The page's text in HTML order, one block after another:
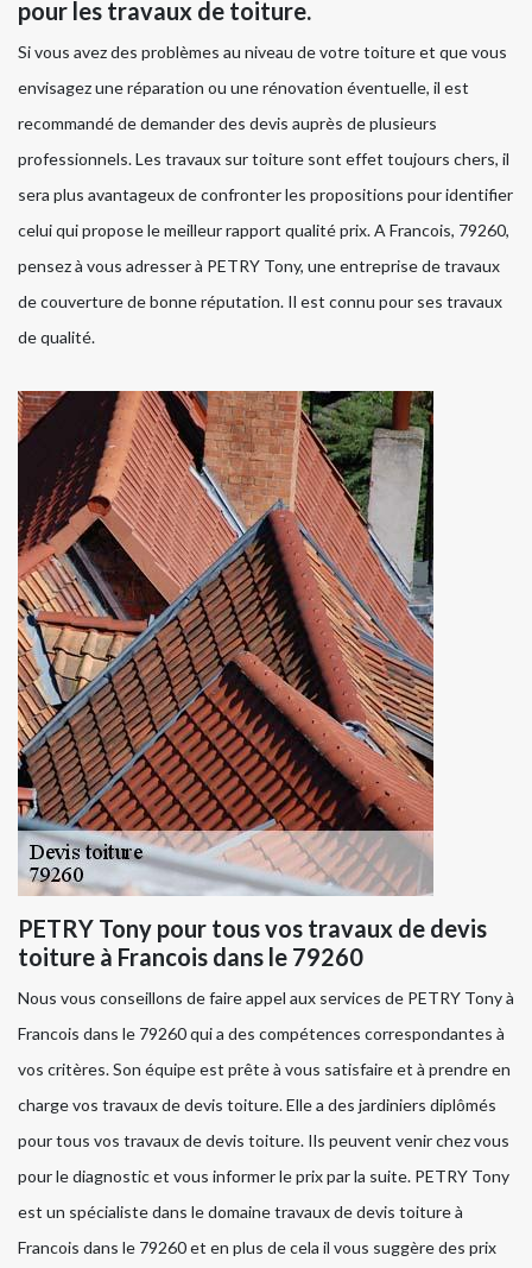
pour les travaux de toiture.
Si vous avez des problèmes au niveau de votre toiture et que vous
envisagez une réparation ou une rénovation éventuelle, il est
recommandé de demander des devis auprès de plusieurs
professionnels. Les travaux sur toiture sont effet toujours chers, il
sera plus avantageux de confronter les propositions pour identifier
celui qui propose le meilleur rapport qualité prix. A Francois, 79260,
pensez à vous adresser à PETRY Tony, une entreprise de travaux
de couverture de bonne réputation. Il est connu pour ses travaux
de qualité.
PETRY Tony pour tous vos travaux de devis
toiture à Francois dans le 79260
Nous vous conseillons de faire appel aux services de PETRY Tony à
Francois dans le 79260 qui a des compétences correspondantes à
vos critères. Son équipe est prête à vous satisfaire et à prendre en
charge vos travaux de devis toiture. Elle a des jardiniers diplômés
pour tous vos travaux de devis toiture. Ils peuvent venir chez vous
pour le diagnostic et vous informer le prix par la suite. PETRY Tony
est un spécialiste dans le domaine travaux de devis toiture à
Francois dans le 79260 et en plus de cela il vous suggère des prix